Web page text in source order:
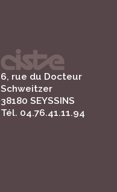
6, rue du Docteur
Schweitzer
38180 SEYSSINS
Tél. 04.76.41.11.94